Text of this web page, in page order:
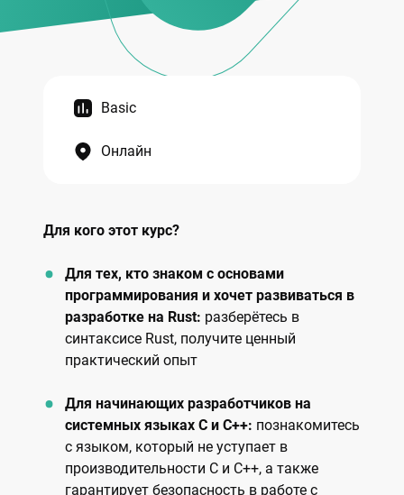
Basic
Онлайн
Для кого этот курс?
Для тех, кто знаком с основами
программирования и хочет развиваться в
разработке на Rust: разберётесь в
синтаксисе Rust, получите ценный
практический опыт
Для начинающих разработчиков на
системных языках С и C++: познакомитесь
с языком, который не уступает в
производительности C и C++, а также
гарантирует безопасность в работе с